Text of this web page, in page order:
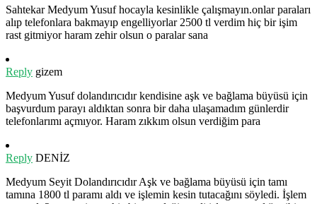
Sahtekar Medyum Yusuf hocayla kesinlikle çalışmayın.onlar paraları
alıp telefonlara bakmayıp engelliyorlar 2500 tl verdim hiç bir işim
rast gitmiyor haram zehir olsun o paralar sana
Reply gizem
Medyum Yusuf dolandırıcıdır kendisine aşk ve bağlama büyüsü için
başvurdum parayı aldıktan sonra bir daha ulaşamadım günlerdir
telefonlarımı açmıyor. Haram zıkkım olsun verdiğim para
Reply DENİZ
Medyum Seyit Dolandırıcıdır Aşk ve bağlama büyüsü için tamı
tamına 1800 tl paramı aldı ve işlemin kesin tutacağını söyledi. İşlem